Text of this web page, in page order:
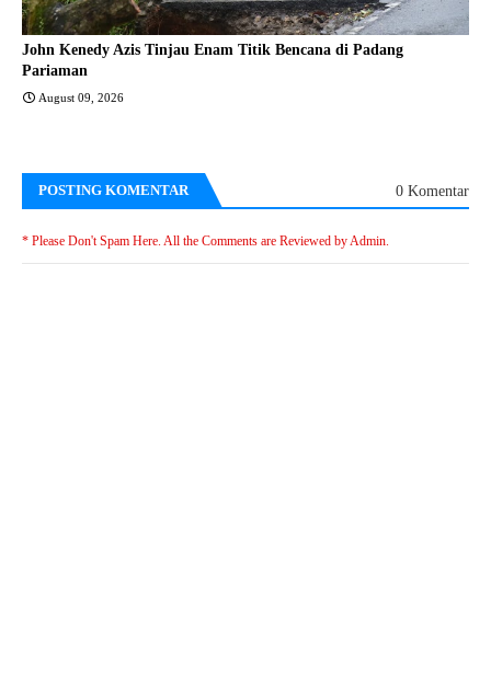
John Kenedy Azis Tinjau Enam Titik Bencana di Padang
Pariaman
August 09, 2026
POSTING KOMENTAR 0 Komentar
* Please Don't Spam Here. All the Comments are Reviewed by Admin.